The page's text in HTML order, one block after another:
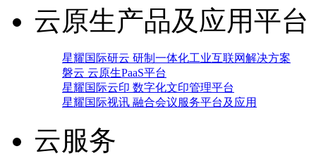
云原生产品及应用平台
星耀国际研云 研制一体化工业互联网解决方案
磐云 云原生PaaS平台
星耀国际云印 数字化文印管理平台
星耀国际视讯 融合会议服务平台及应用
云服务